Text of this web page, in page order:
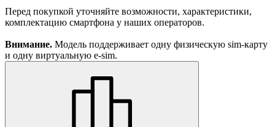
Перед покупкой уточняйте возможности, характеристики,
комплектацию смартфона у наших операторов.
Внимание. Модель поддерживает одну физическую sim-карту
и одну виртуальную e-sim.